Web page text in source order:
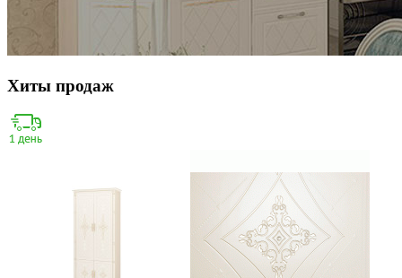
Хиты продаж